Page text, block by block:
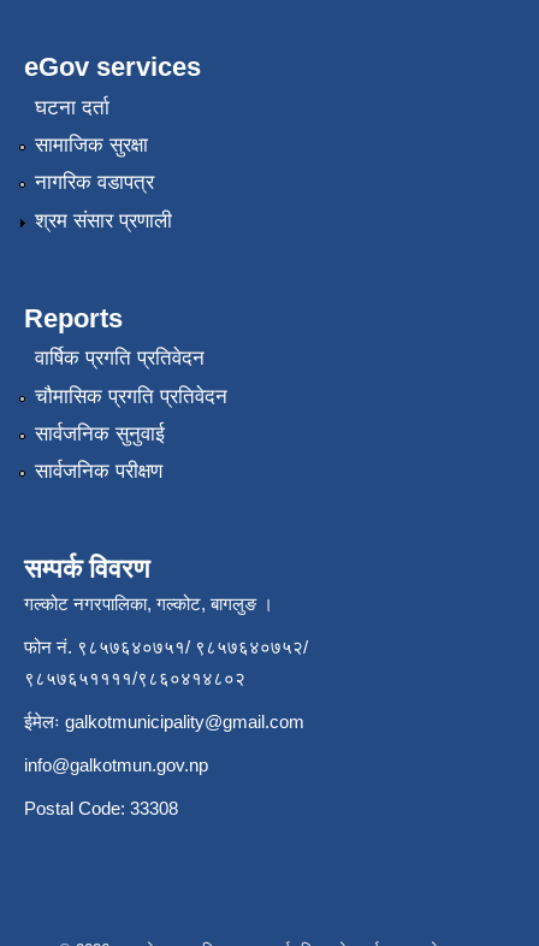
eGov services
घटना दर्ता
सामाजिक सुरक्षा
नागरिक वडापत्र
श्रम संसार प्रणाली
Reports
वार्षिक प्रगति प्रतिवेदन
चौमासिक प्रगति प्रतिवेदन
सार्वजनिक सुनुवाई
सार्वजनिक परीक्षण
सम्पर्क विवरण
गल्कोट नगरपालिका, गल्कोट, बागलुङ ।
फोन नं. ९८५७६४०७५१/ ९८५७६४०७५२/
९८५७६५११११/९८६०४१४८०२
ईमेलः galkotmunicipality@gmail.com
info@galkotmun.gov.np
Postal Code: 33308